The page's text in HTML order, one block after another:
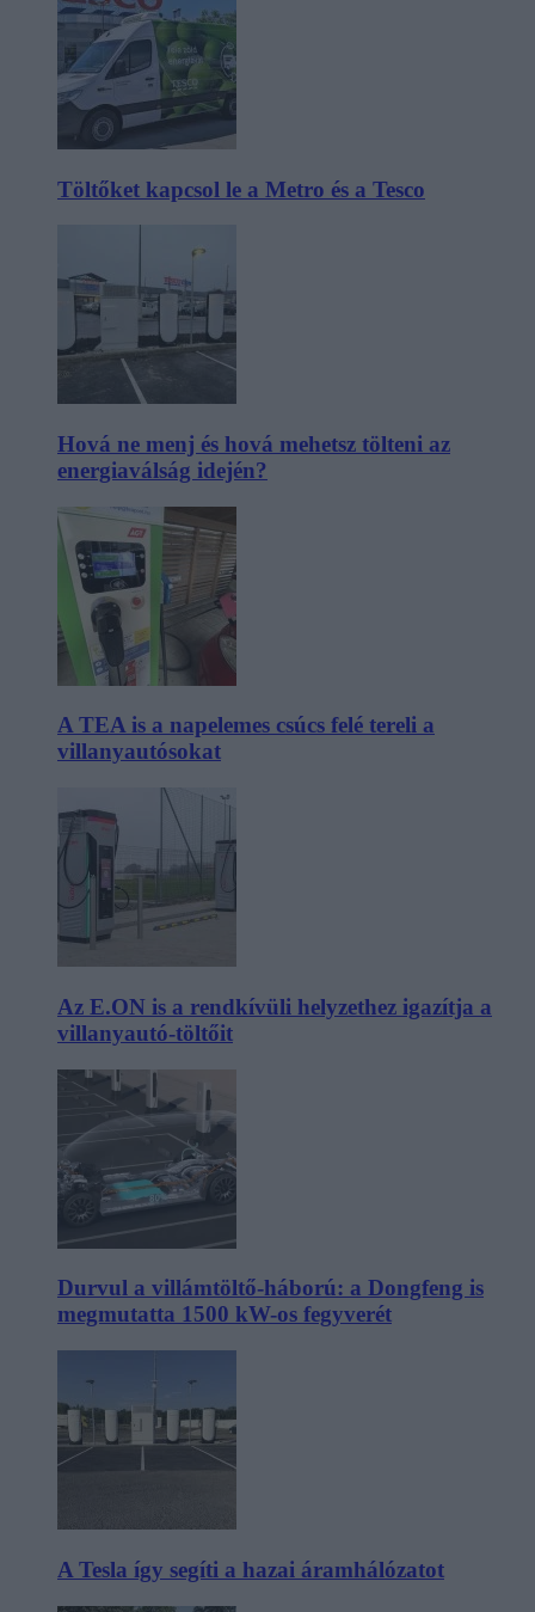
Töltőket kapcsol le a Metro és a Tesco
Hová ne menj és hová mehetsz tölteni az
energiaválság idején?
A TEA is a napelemes csúcs felé tereli a
villanyautósokat
Az E.ON is a rendkívüli helyzethez igazítja a
villanyautó-töltőit
Durvul a villámtöltő-háború: a Dongfeng is
megmutatta 1500 kW-os fegyverét
A Tesla így segíti a hazai áramhálózatot